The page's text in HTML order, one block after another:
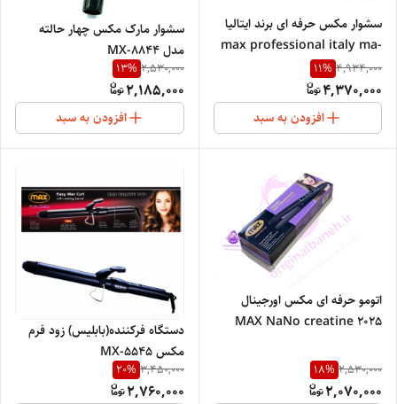
سشوار مکس حرفه ای برند ایتالیا
max professional italy ma-
871
4,934,000
11%
4,370,000
افزودن به سبد
سشوار مارک مکس چهار حالته
مدل MX-8844
2,530,000
13%
2,185,000
افزودن به سبد
اتومو حرفه ای مکس اورجینال
MAX NaNo creatine 2025
2,530,000
18%
2,070,000
دستگاه فرکننده(بابلیس) زود فرم
مکس MX-5545
3,450,000
20%
2,760,000